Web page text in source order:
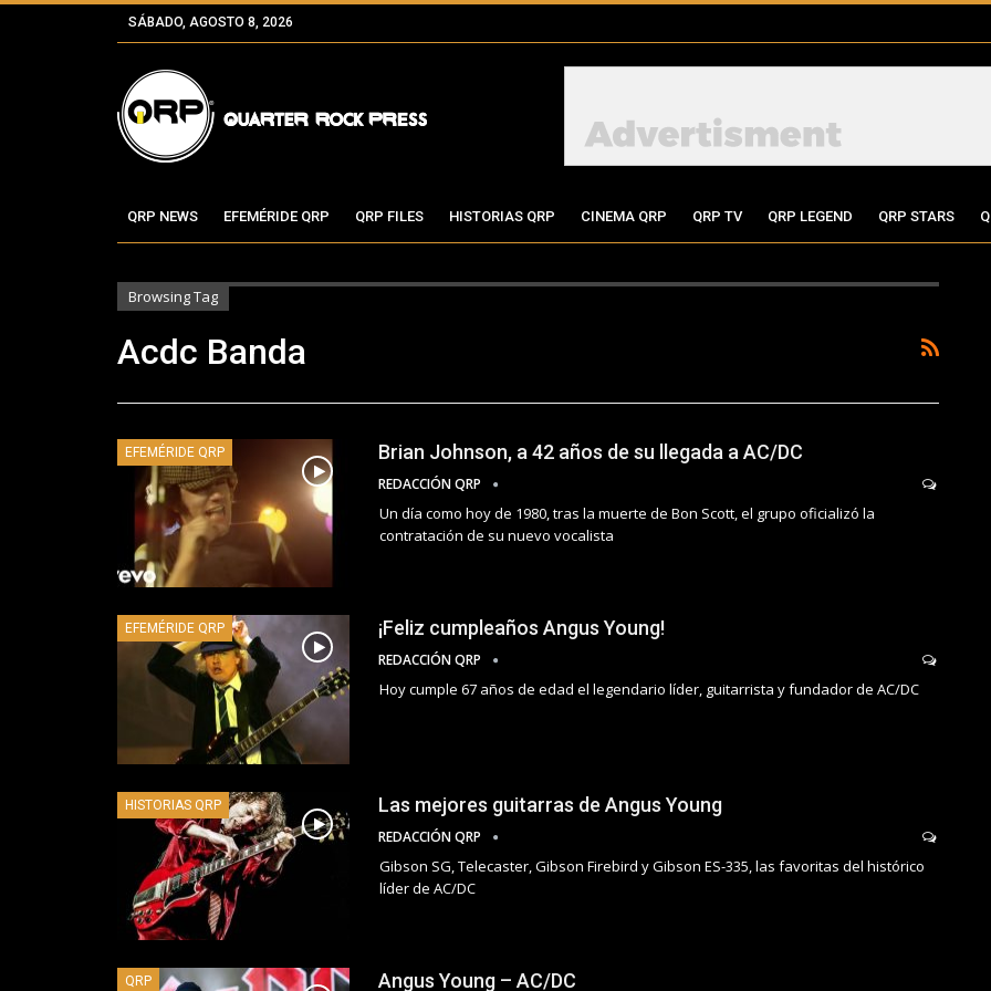
SÁBADO, AGOSTO 8, 2026
QRP NEWS EFEMÉRIDE QRP QRP FILES HISTORIAS QRP CINEMA QRP QRP TV QRP LEGEND QRP STARS
Browsing Tag
Acdc Banda
EFEMÉRIDE QRP Brian Johnson, a 42 años de su llegada a AC/DC
REDACCIÓN QRP
Un día como hoy de 1980, tras la muerte de Bon Scott, el grupo oficializó la
contratación de su nuevo vocalista
EFEMÉRIDE QRP ¡Feliz cumpleaños Angus Young!
REDACCIÓN QRP
Hoy cumple 67 años de edad el legendario líder, guitarrista y fundador de AC/DC
HISTORIAS QRP Las mejores guitarras de Angus Young
REDACCIÓN QRP
Gibson SG, Telecaster, Gibson Firebird y Gibson ES-335, las favoritas del histórico
líder de AC/DC
QRP Angus Young – AC/DC